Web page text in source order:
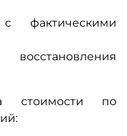
фактическими
стоимости по